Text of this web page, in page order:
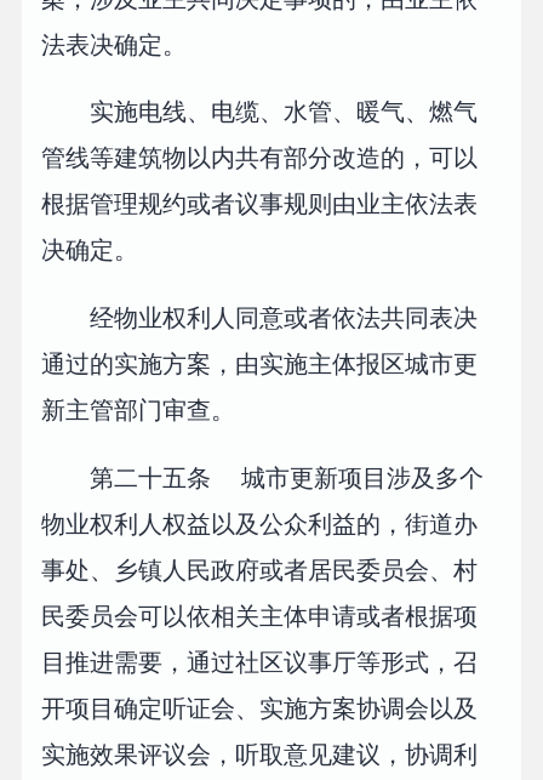
法表决确定。
实施电线、电缆、水管、暖气、燃气
管线等建筑物以内共有部分改造的，可以
根据管理规约或者议事规则由业主依法表
决确定。
经物业权利人同意或者依法共同表决
通过的实施方案，由实施主体报区城市更
新主管部门审查。
第二十五条 城市更新项目涉及多个
物业权利人权益以及公众利益的，街道办
事处、乡镇人民政府或者居民委员会、村
民委员会可以依相关主体申请或者根据项
目推进需要，通过社区议事厅等形式，召
开项目确定听证会、实施方案协调会以及
实施效果评议会，听取意见建议，协调利